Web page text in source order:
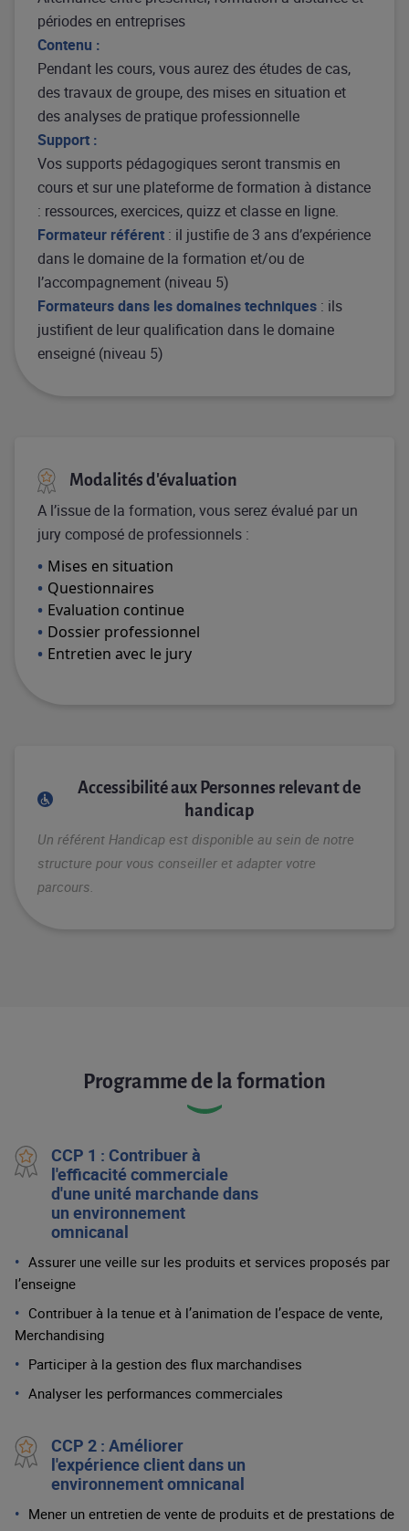
périodes en entreprises
Contenu :
Pendant les cours, vous aurez des études de cas,
des travaux de groupe, des mises en situation et
des analyses de pratique professionnelle
Support :
Vos supports pédagogiques seront transmis en
cours et sur une plateforme de formation à distance
: ressources, exercices, quizz et classe en ligne.
Formateur référent : il justifie de 3 ans d’expérience
dans le domaine de la formation et/ou de
l’accompagnement (niveau 5)
Formateurs dans les domaines techniques : ils
justifient de leur qualification dans le domaine
enseigné (niveau 5)
Modalités d'évaluation
A l’issue de la formation, vous serez évalué par un
jury composé de professionnels :
Mises en situation
Questionnaires
Evaluation continue
Dossier professionnel
Entretien avec le jury
Accessibilité aux Personnes relevant de
handicap
Un référent Handicap est disponible au sein de notre
structure pour vous conseiller et adapter votre
parcours.
Programme de la formation
CCP 1 : Contribuer à
l'efficacité commerciale
d'une unité marchande dans
un environnement
omnicanal
Assurer une veille sur les produits et services proposés par
l’enseigne
Contribuer à la tenue et à l’animation de l’espace de vente,
Merchandising
Participer à la gestion des flux marchandises
Analyser les performances commerciales
CCP 2 : Améliorer
l'expérience client dans un
environnement omnicanal
Mener un entretien de vente de produits et de prestations de